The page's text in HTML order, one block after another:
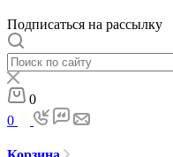
Подписаться на рассылку
0
0